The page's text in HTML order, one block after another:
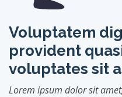
Voluptatem
provident
voluptates sit
Lorem ipsum dolor sit